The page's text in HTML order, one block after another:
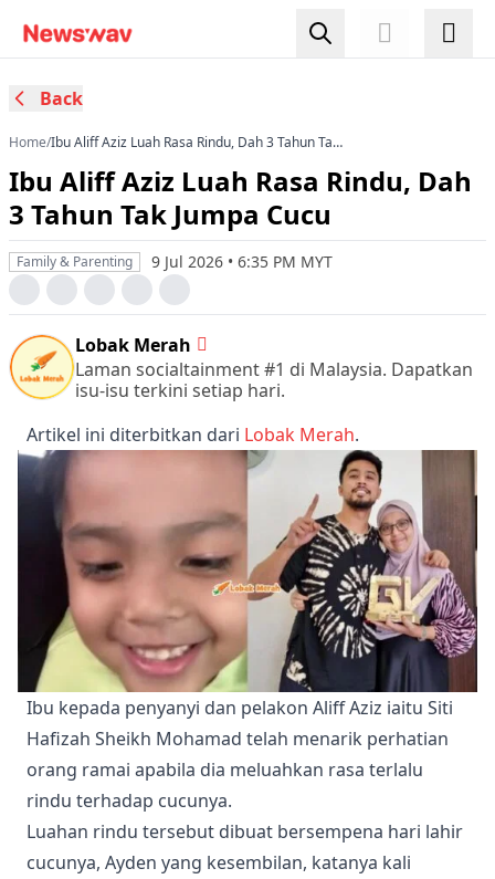
Back
Home/Ibu Aliff Aziz Luah Rasa Rindu, Dah 3 Tahun Tak
Ibu Aliff Aziz Luah Rasa Rindu, Dah
3 Tahun Tak Jumpa Cucu
Family & Parenting 9 Jul 2026 • 6:35 PM MYT
Lobak Merah
Laman socialtainment #1 di Malaysia. Dapatkan
isu-isu terkini setiap hari.
Artikel ini diterbitkan dari Lobak Merah.
Ibu kepada penyanyi dan pelakon Aliff Aziz iaitu Siti
Hafizah Sheikh Mohamad telah menarik perhatian
orang ramai apabila dia meluahkan rasa terlalu
rindu terhadap cucunya.
Luahan rindu tersebut dibuat bersempena hari lahir
cucunya, Ayden yang kesembilan, katanya kali